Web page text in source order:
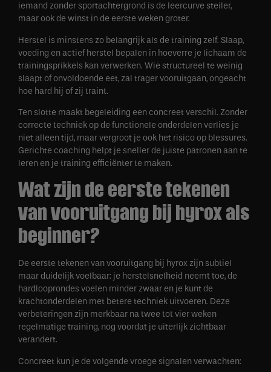
iemand zonder sportachtergrond is de leercurve steiler,
maar ook de winst in de eerste weken groter.
Herstel is minstens zo belangrijk als de training zelf. Slaap,
voeding en actief herstel bepalen in hoeverre je lichaam de
trainingsprikkels kan verwerken. Wie structureel te weinig
slaapt of onvoldoende eet, zal trager vooruitgaan, ongeacht
hoe hard hij of zij traint.
Ten slotte maakt begeleiding een concreet verschil. Zonder
correcte techniek op de functionele onderdelen verlies je
niet alleen tijd, maar vergroot je ook het risico op blessures.
Gerichte coaching helpt je sneller de juiste patronen aan te
leren en je training efficiënter te maken.
Wat zijn de eerste tekenen
van vooruitgang bij hyrox als
beginner?
De eerste tekenen van vooruitgang bij hyrox zijn subtiel
maar duidelijk voelbaar: je herstelsnelheid neemt toe, de
hardlooprondes voelen minder zwaar en je kunt de
krachtonderdelen met betere techniek uitvoeren. Deze
verbeteringen zijn merkbaar na twee tot vier weken
regelmatige training, nog voordat je uiterlijk zichtbaar
verandert.
Concreet kun je de volgende vroege signalen verwachten: